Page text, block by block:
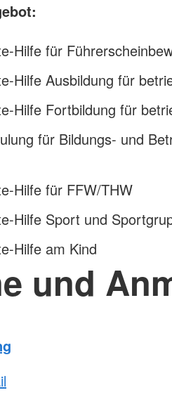
Hilfe für
Hilfe Ausbildung für
Hilfe Fortbildung für
für Bildungs- und
Hilfe für FFW/THW
Hilfe Sport und
Hilfe am Kind
und